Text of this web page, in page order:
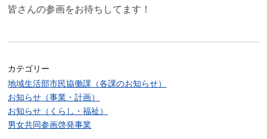
皆さんの参画をお待ちしてます！
カテゴリー
地域生活部市民協働課（各課のお知らせ）
お知らせ（事業・計画）
お知らせ（くらし・福祉）
男女共同参画啓発事業